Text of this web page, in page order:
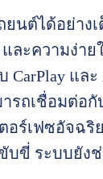
ยนต์ได้อย่าง
ะความง่าย
และ
รถเชื่อมต่อ
ร์เฟซอัจฉริ
ขี่ ระบบยัง